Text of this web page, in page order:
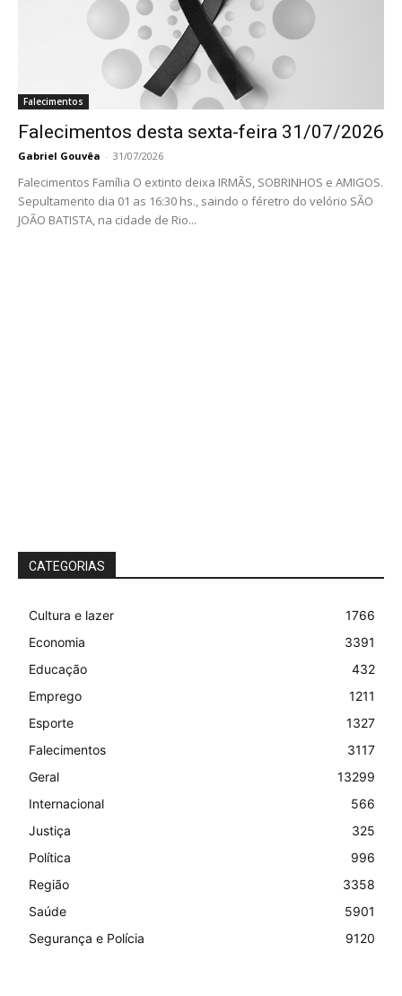
Falecimentos
Falecimentos desta sexta-feira 31/07/2026
Gabriel Gouvêa - 31/07/2026
Falecimentos Família O extinto deixa IRMÃS, SOBRINHOS e AMIGOS.
Sepultamento dia 01 as 16:30 hs., saindo o féretro do velório SÃO
JOÃO BATISTA, na cidade de Rio...
CATEGORIAS
Cultura e lazer
1766
Economia
3391
Educação
432
Emprego
1211
Esporte
1327
Falecimentos
3117
Geral
13299
Internacional
566
Justiça
325
Política
996
Região
3358
Saúde
5901
Segurança e Polícia
9120